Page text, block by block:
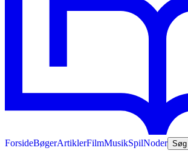
ForsideBøgerArtiklerFilmMusikSpilNoder Søg